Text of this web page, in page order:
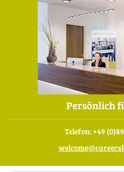
Persönlich
Telefon: +49
welcome@